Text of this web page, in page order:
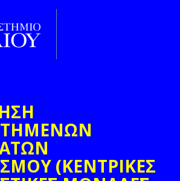
κυρίως περιεχόμενο
(ΚΕΝΤΡΙΚΕΣ